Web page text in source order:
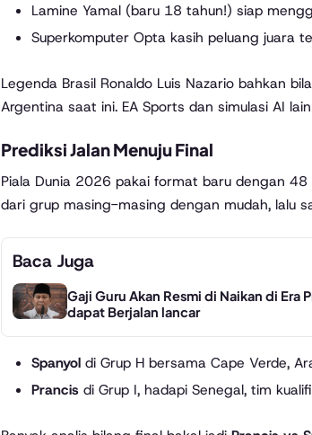
Lamine Yamal (baru 18 tahun!) siap
Superkomputer Opta kasih peluang juara
Legenda Brasil Ronaldo Luis Nazario bahkan
Argentina saat ini. EA Sports dan simulasi AI
Prediksi Jalan Menuju Final
Piala Dunia 2026 pakai format baru dengan
dari grup masing-masing dengan mudah, lalu
Baca Juga
Gaji Guru Akan Resmi di Naikan di Era
dapat Berjalan lancar
Spanyoldi Grup H bersama Cape Verde,
Prancisdi Grup I, hadapi Senegal, tim